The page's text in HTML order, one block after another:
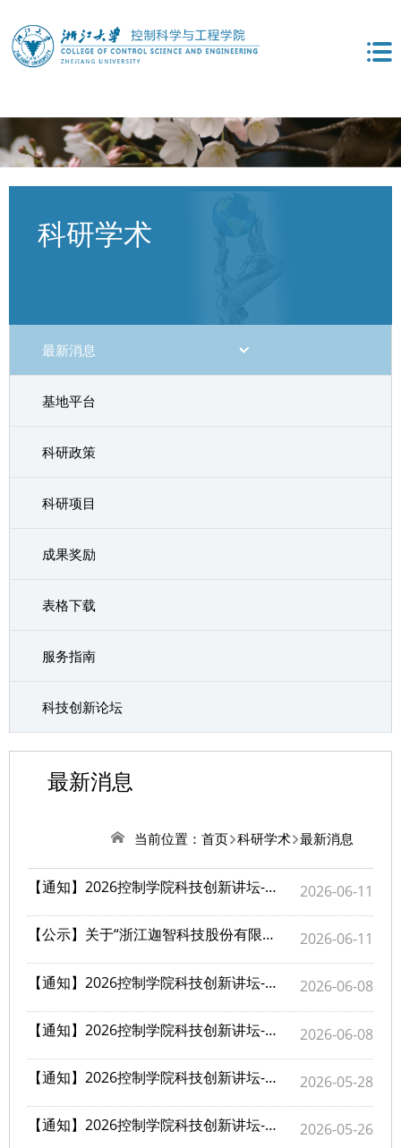
科研学术
最新消息
基地平台
科研政策
科研项目
成果奖励
表格下载
服务指南
科技创新论坛
最新消息
当前位置： 首页 科研学术 最新消息
【通知】2026控制学院科技创新讲坛-第12期：欢迎报名参会 2026-06-11
【公示】关于“浙江迦智科技股份有限公司”科技成果转化活动合规性审查情况的公示 2026-06-11
【通知】2026控制学院科技创新讲坛-第11期：欢迎报名参会 2026-06-08
【通知】2026控制学院科技创新讲坛-第10期：欢迎报名参会 2026-06-08
【通知】2026控制学院科技创新讲坛-第8期：欢迎报名参会 2026-05-28
【通知】2026控制学院科技创新讲坛-第7期：欢迎报名参会 2026-05-26